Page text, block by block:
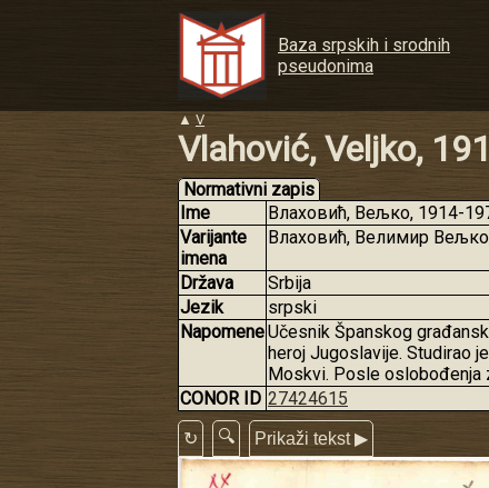
Baza srpskih i srodnih
pseudonima
▲ V
Vlahović, Veljko,
Normativni zapis
Ime
Влаховић, Вељко, 1914-
Varijante
imena
Влаховић, Велимир
Država
Srbija
Jezik
srpski
NapomeneUčesnik Španskog
heroj Jugoslavije. Studirao
Moskvi. Posle oslobođenja
CONOR ID 27424615